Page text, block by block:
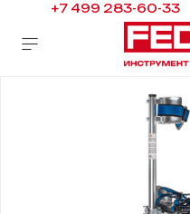
+7 499 283-60-33